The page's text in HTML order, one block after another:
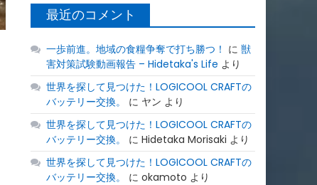
最近のコメント
一歩前進。地域の食糧争奪で打ち勝つ！ に獣
害対策試験動画報告 – Hidetaka's Life より
世界を探して見つけた！LOGICOOL CRAFTの
バッテリー交換。
に ヤン より
世界を探して見つけた！LOGICOOL CRAFTの
バッテリー交換。
にHidetaka Morisaki より
世界を探して見つけた！LOGICOOL CRAFTの
バッテリー交換。
にokamoto より